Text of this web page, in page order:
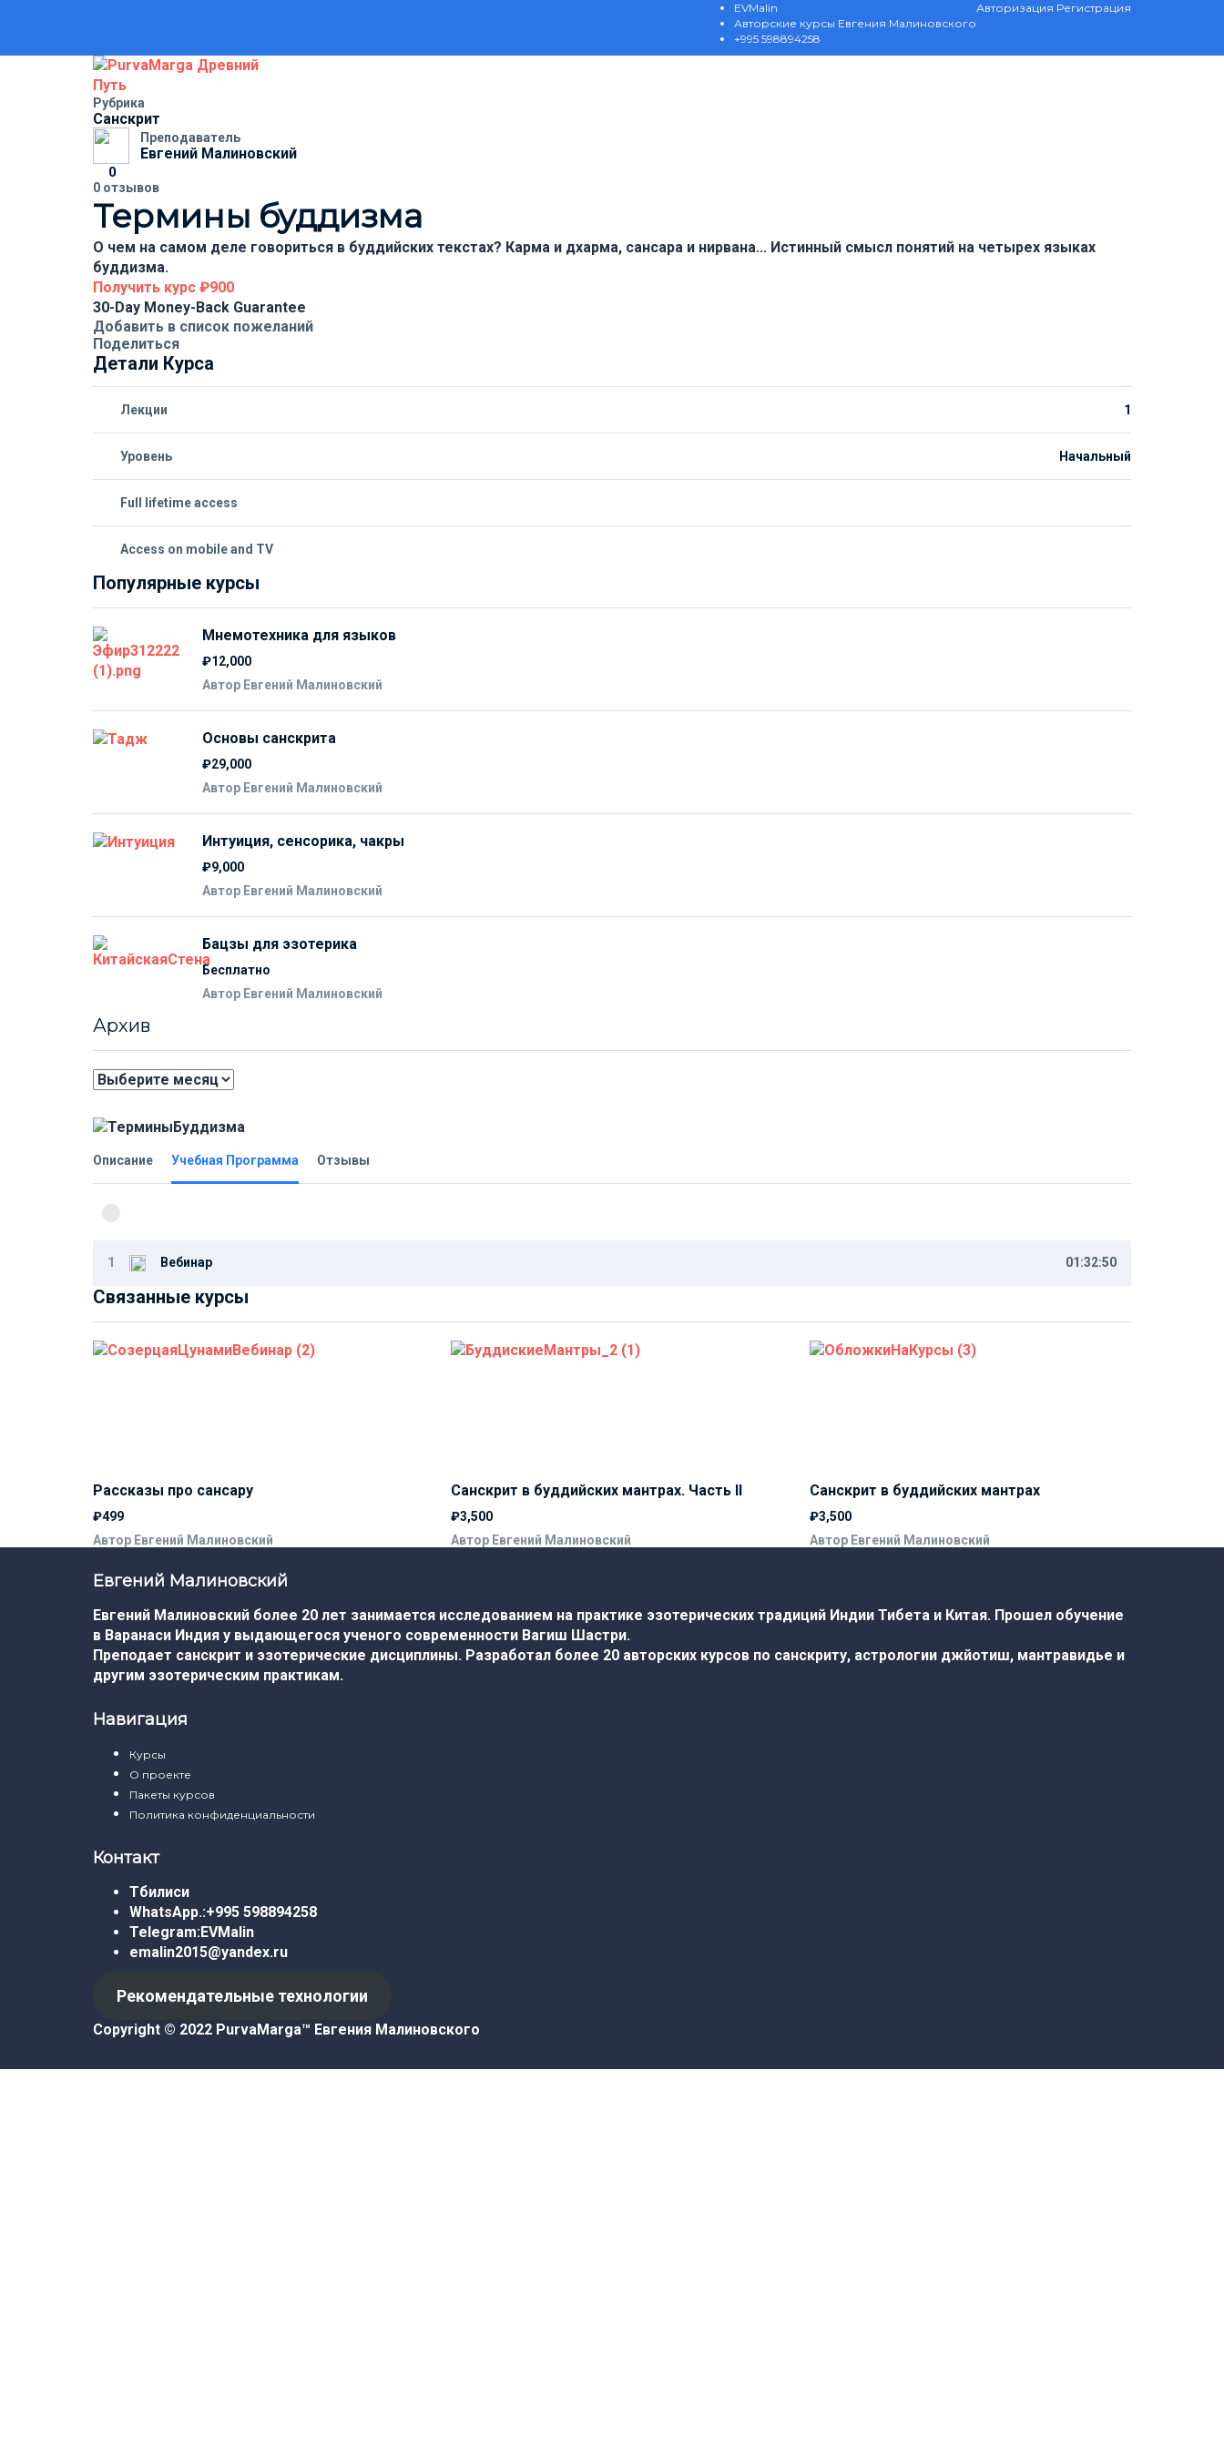
Авторизация Регистрация
EVMalin
Авторские курсы Евгения Малиновского
+995 598894258
Рубрика
Санскрит
Преподаватель
Евгений Малиновский
0
0 отзывов
Термины буддизма
О чем на самом деле говориться в буддийских текстах? Карма и дхарма, сансара и нирвана... Истинный смысл понятий на четырех языках
буддизма.
Получить курс ₽900
30-Day Money-Back Guarantee
Добавить в список пожеланий
Поделиться
Детали Курса
Лекции 1
Уровень Начальный
Full lifetime access
Access on mobile and TV
Популярные курсы
Мнемотехника для языков
₽12,000
Автор Евгений Малиновский
Основы санскрита
₽29,000
Автор Евгений Малиновский
Интуиция, сенсорика, чакры
₽9,000
Автор Евгений Малиновский
Бацзы для эзотерика
Бесплатно
Автор Евгений Малиновский
Архив
Архив
Описание Учебная Программа Отзывы
1 Вебинар 01:32:50
Связанные курсы
Рассказы про сансару
₽499
Автор Евгений Малиновский
Санскрит в буддийских мантрах. Часть II
₽3,500
Автор Евгений Малиновский
Санскрит в буддийских мантрах
₽3,500
Автор Евгений Малиновский
Евгений Малиновский
Евгений Малиновский более 20 лет занимается исследованием на практике эзотерических традиций Индии Тибета и Китая. Прошел обучение
в Варанаси Индия у выдающегося ученого современности Вагиш Шастри.
Преподает санскрит и эзотерические дисциплины. Разработал более 20 авторских курсов по санскриту, астрологии джйотиш, мантравидье и
другим эзотерическим практикам.
Навигация
Курсы
О проекте
Пакеты курсов
Политика конфиденциальности
Контакт
Тбилиси
WhatsApp.:+995 598894258
Telegram:EVMalin
emalin2015@yandex.ru
Рекомендательные технологии
Copyright © 2022 PurvaMarga™ Евгения Малиновского